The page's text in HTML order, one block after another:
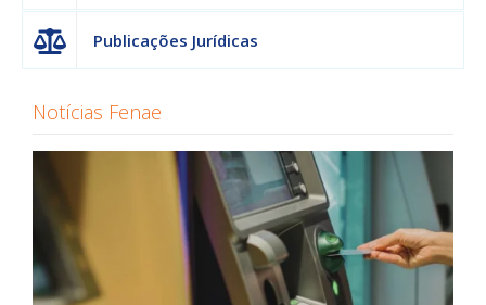
Publicações Jurídicas
Notícias Fenae